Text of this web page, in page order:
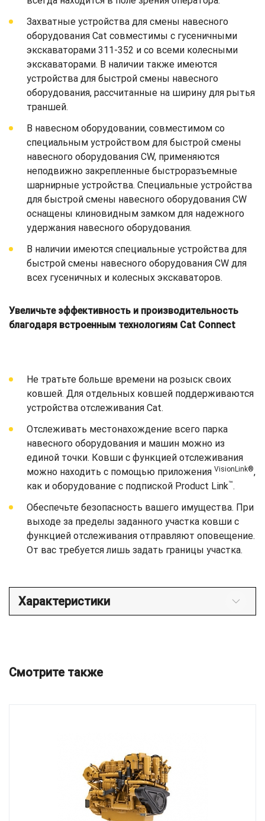
Захватные устройства для смены навесного
оборудования Cat совместимы с гусеничными
экскаваторами 311-352 и со всеми колесными
экскаваторами. В наличии также имеются
устройства для быстрой смены навесного
оборудования, рассчитанные на ширину для рытья
траншей.
В навесном оборудовании, совместимом со
специальным устройством для быстрой смены
навесного оборудования CW, применяются
неподвижно закрепленные быстроразъемные
шарнирные устройства. Специальные устройства
для быстрой смены навесного оборудования CW
оснащены клиновидным замком для надежного
удержания навесного оборудования.
В наличии имеются специальные устройства для
быстрой смены навесного оборудования CW для
всех гусеничных и колесных экскаваторов.
Увеличьте эффективность и производительность
благодаря встроенным технологиям Cat Connect
Не тратьте больше времени на розыск своих
ковшей. Для отдельных ковшей поддерживаются
устройства отслеживания Cat.
Отслеживать местонахождение всего парка
навесного оборудования и машин можно из
единой точки. Ковши с функцией отслеживания
можно находить с помощью приложения VisionLink®,
как и оборудование с подпиской Product Link™.
Обеспечьте безопасность вашего имущества. При
выходе за пределы заданного участка ковши с
функцией отслеживания отправляют оповещение.
От вас требуется лишь задать границы участка.
Характеристики
Смотрите также